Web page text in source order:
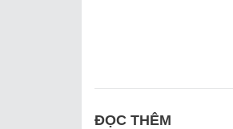
ĐỌC THÊM